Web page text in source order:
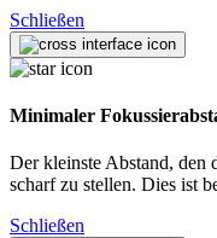
Schließen
Minimaler
Der kleinste Abstand, den
scharf zu stellen. Dies ist
Schließen